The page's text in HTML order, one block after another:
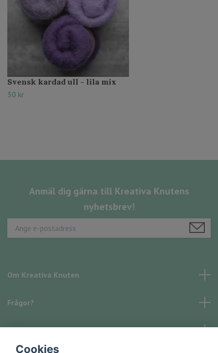
Svensk kardad ull - lila mix
30 kr
Anmäl dig gärna till Kreativa Knutens
nyhetsbrev!
Om Kreativa Knuten
Frågor?
Läs mer
Cookies